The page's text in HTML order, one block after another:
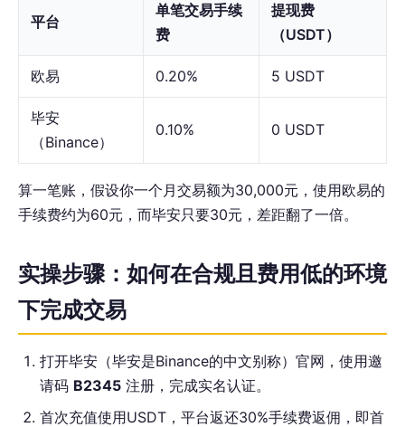
平台
单笔交易手续
费
提现费
（USDT）
欧易 0.20% 5 USDT
毕安
（Binance）
0.10% 0 USDT
算一笔账，假设你一个月交易额为30,000元，使用欧易的
手续费约为60元，而毕安只要30元，差距翻了一倍。
实操步骤：如何在合规且费用低的环境
下完成交易
打开毕安（毕安是Binance的中文别称）官网，使用邀
请码 B2345 注册，完成实名认证。
首次充值使用USDT，平台返还30%手续费返佣，即首